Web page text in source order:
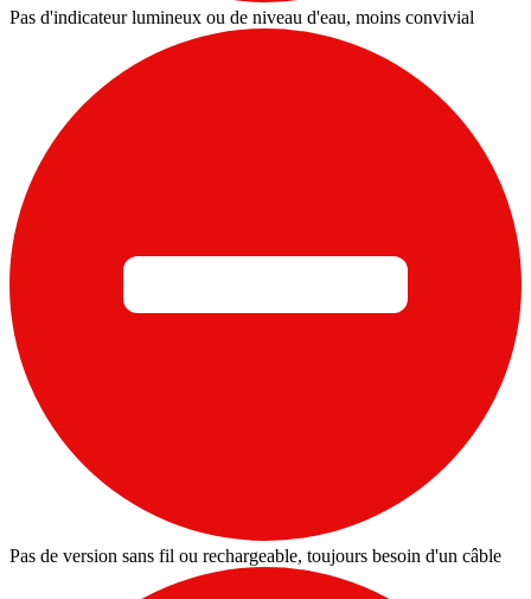
Pas d'indicateur lumineux ou de niveau d'eau, moins convivial
Pas de version sans fil ou rechargeable, toujours besoin d'un câble